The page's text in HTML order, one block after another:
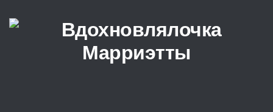
Перейти к содержимому